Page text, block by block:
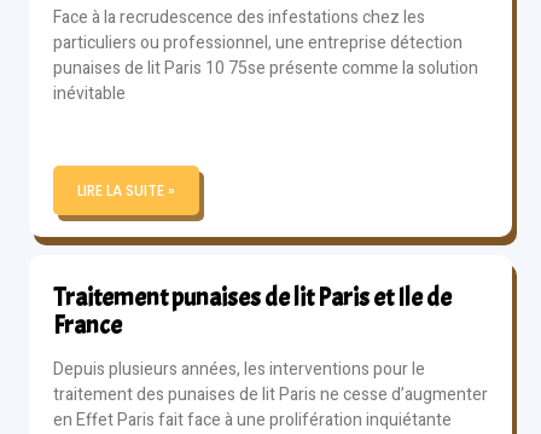
Face à la recrudescence des infestations chez les
particuliers ou professionnel, une entreprise détection
punaises de lit Paris 10 75se présente comme la solution
inévitable
LIRE LA SUITE »
Traitement punaises de lit Paris et Ile de
France
Depuis plusieurs années, les interventions pour le
traitement des punaises de lit Paris ne cesse d’augmenter
en Effet Paris fait face à une prolifération inquiétante